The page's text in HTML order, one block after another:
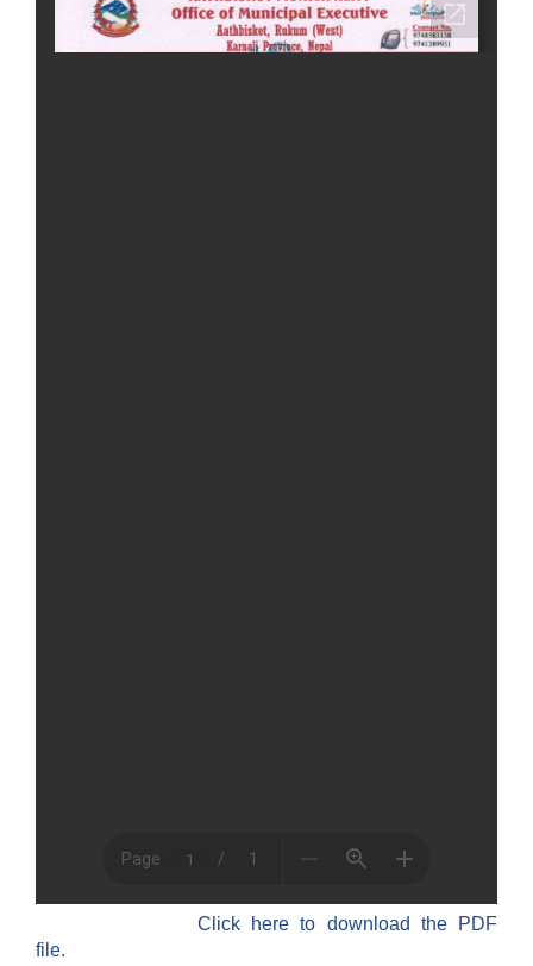
Click here to download the PDF
file.